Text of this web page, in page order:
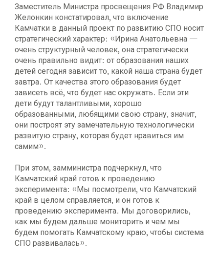
Заместитель Министра просвещения РФ Владимир
Желонкин констатировал, что включение
Камчатки в данный проект по развитию СПО носит
стратегический характер: «Ирина Анатольевна —
очень структурный человек, она стратегически
очень правильно видит: от образования наших
детей сегодня зависит то, какой наша страна будет
завтра. От качества этого образования будет
зависеть всё, что будет нас окружать. Если эти
дети будут талантливыми, хорошо
образованными, любящими свою страну, значит,
они построят эту замечательную технологически
развитую страну, которая будет нравиться им
самим».
При этом, замминистра подчеркнул, что
Камчатский край готов к проведению
эксперимента: «Мы посмотрели, что Камчатский
край в целом справляется, и он готов к
проведению эксперимента. Мы договорились,
как мы будем дальше мониторить и чем мы
будем помогать Камчатскому краю, чтобы система
СПО развивалась».